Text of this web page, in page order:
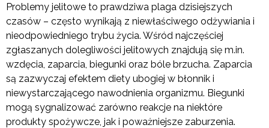
Problemy jelitowe to prawdziwa plaga dzisiejszych
czasów – często wynikają z niewłaściwego odżywiania i
nieodpowiedniego trybu życia. Wśród najczęściej
zgłaszanych dolegliwości jelitowych znajdują się m.in.
wzdęcia, zaparcia, biegunki oraz bóle brzucha. Zaparcia
są zazwyczaj efektem diety ubogiej w błonnik i
niewystarczającego nawodnienia organizmu. Biegunki
mogą sygnalizować zarówno reakcje na niektóre
produkty spożywcze, jak i poważniejsze zaburzenia.